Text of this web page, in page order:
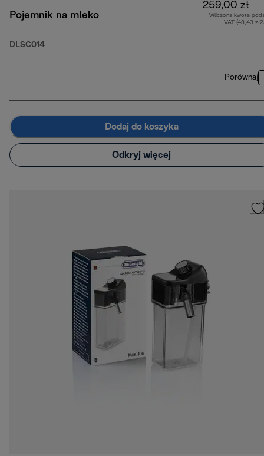
Pojemnik na mleko
DLSC014
259,00 zł
Wliczona kwota
VAT (48,43
Porównaj
Dodaj do koszyka
Odkryj więcej